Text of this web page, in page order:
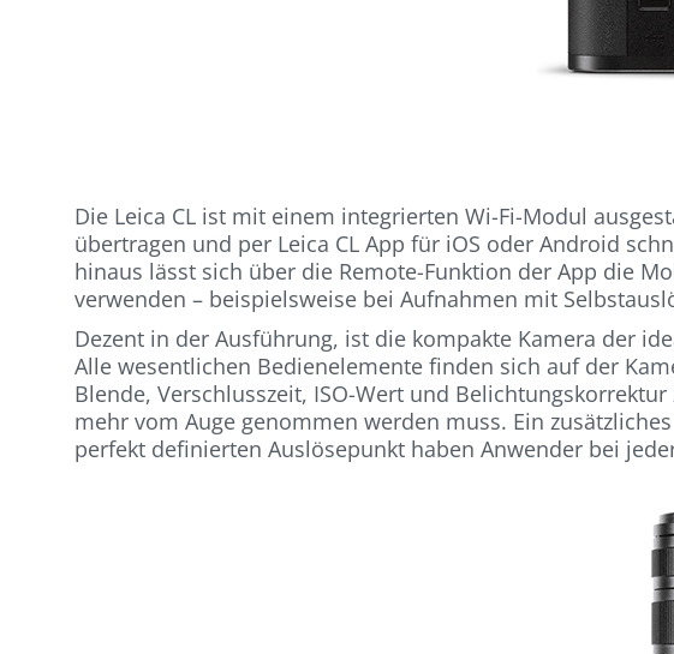
Die Leica CL ist mit einem integrierten Wi-Fi-Modul
übertragen und per Leica CL App für iOS oder Android
hinaus lässt sich über die Remote-Funktion der App die
verwenden – beispielsweise bei Aufnahmen mit
Dezent in der Ausführung, ist die kompakte Kamera der
Alle wesentlichen Bedienelemente finden sich auf der
Blende, Verschlusszeit, ISO-Wert und
mehr vom Auge genommen werden muss. Ein
perfekt definierten Auslösepunkt haben Anwender bei